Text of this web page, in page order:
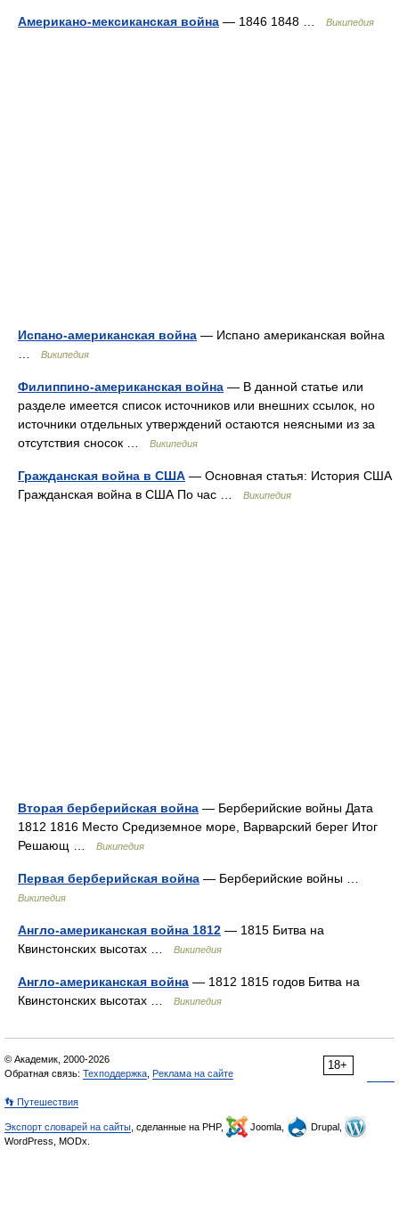
Американо-мексиканская война — 1846 1848 … Википедия
Испано-американская война — Испано американская война
Википедия
Филиппино-американская война — В данной статье или
разделе имеется список источников или внешних ссылок, но
источники отдельных утверждений остаются неясными из за
отсутствия сносок …
Википедия
Гражданская война в США — Основная статья: История США
Гражданская война в США По час …
Википедия
Вторая берберийская война — Берберийские войны Дата
1812 1816 Место Средиземное море, Варварский берег Итог
Решающ …
Википедия
Первая берберийская война — Берберийские войны …
Википедия
Англо-американская война 1812 — 1815 Битва на
Квинстонских высотах …
Википедия
Англо-американская война — 1812 1815 годов Битва на
Квинстонских высотах …
Википедия
18+
© Академик, 2000-2026
Обратная связь: Техподдержка Реклама на сайте
👣 Путешествия
Экспорт словарей на сайты , сделанные на PHP, Joomla,
Drupal,
WordPress, MODx.